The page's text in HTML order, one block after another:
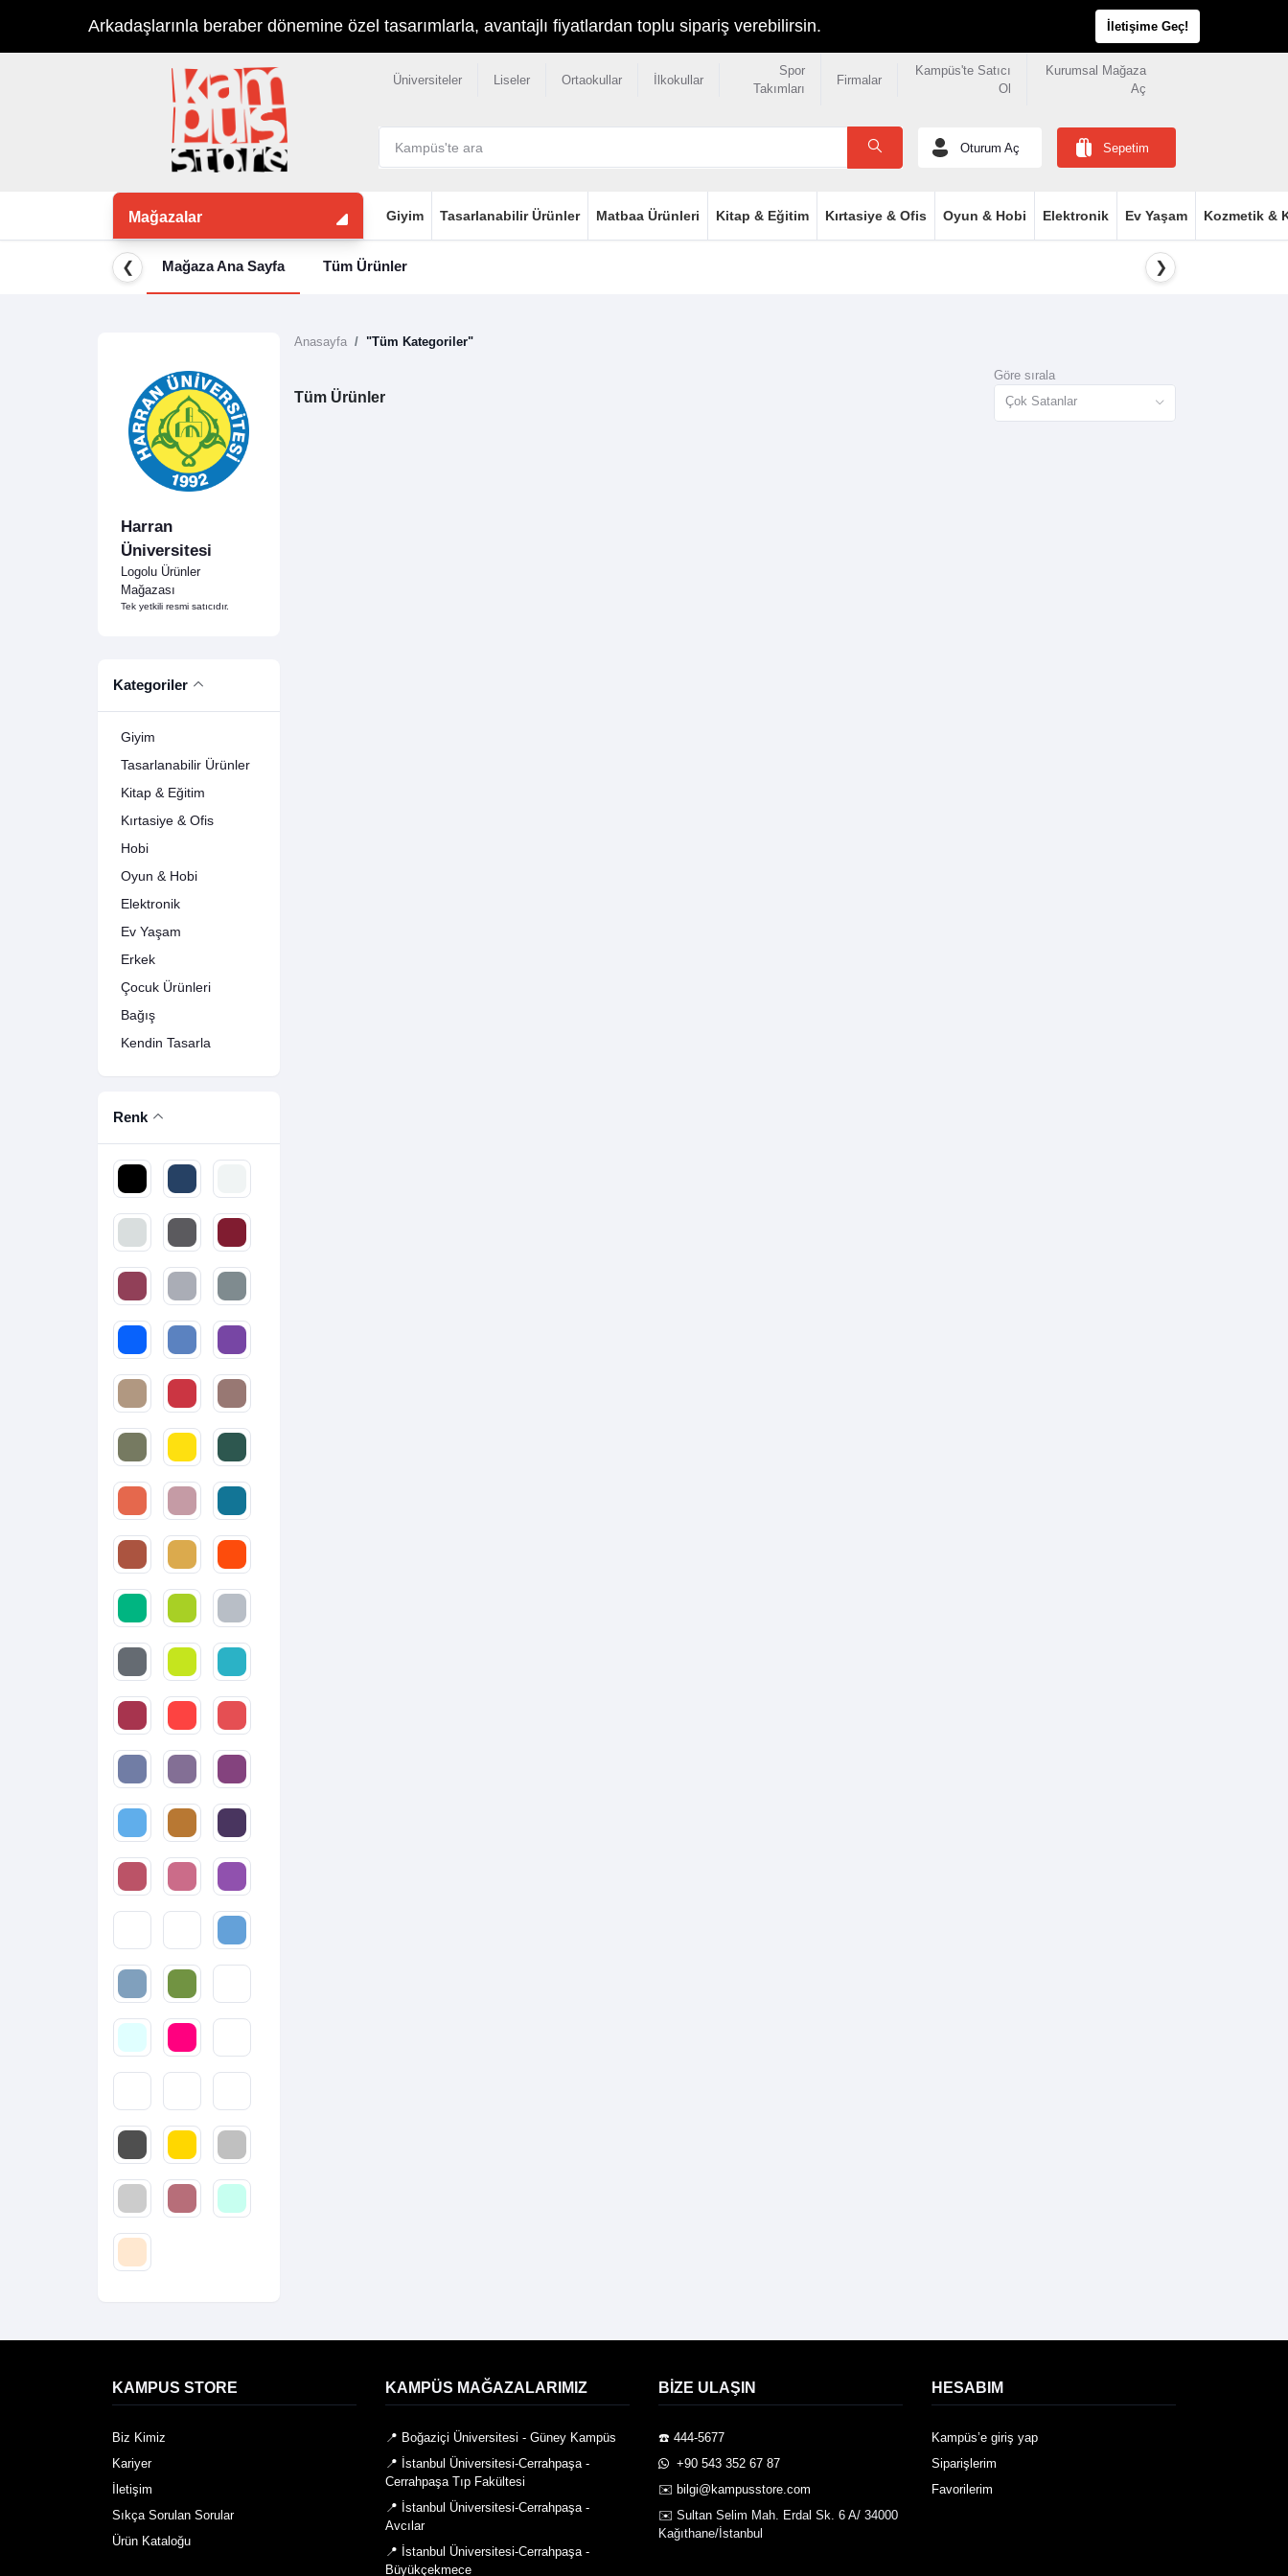
Arkadaşlarınla beraber dönemine özel tasarımlarla, avantajlı fiyatlardan toplu sipariş verebilirsin. İletişime Geç!
Üniversiteler Liseler Ortaokullar İlkokullar
Spor
Takımları
Firmalar
Kampüs'te Satıcı
Ol
Kurumsal Mağaza
Aç
Oturum Aç Sepetim
Mağazalar Giyim Tasarlanabilir Ürünler Matbaa Ürünleri Kitap & Eğitim Kırtasiye & Ofis Oyun & Hobi Elektronik Ev Yaşam Kozmetik &
❮ Mağaza Ana Sayfa Tüm Ürünler ❯
Harran
Üniversitesi
Logolu Ürünler
Mağazası
Tek yetkili resmi satıcıdır.
Kategoriler
Giyim
Tasarlanabilir Ürünler
Kitap & Eğitim
Kırtasiye & Ofis
Hobi
Oyun & Hobi
Elektronik
Ev Yaşam
Erkek
Çocuk Ürünleri
Bağış
Kendin Tasarla
Renk
Anasayfa "Tüm Kategoriler"
Tüm Ürünler
Göre sırala
Çok Satanlar
KAMPUS STORE
Biz Kimiz
Kariyer
İletişim
Sıkça Sorulan Sorular
Ürün Kataloğu
KAMPÜS MAĞAZALARIMIZ
📍 Boğaziçi Üniversitesi - Güney Kampüs
📍 İstanbul Üniversitesi-Cerrahpaşa -
Cerrahpaşa Tıp Fakültesi
📍 İstanbul Üniversitesi-Cerrahpaşa -
Avcılar
📍 İstanbul Üniversitesi-Cerrahpaşa -
Büyükçekmece
BIZE ULAŞIN
☎️ 444-5677
️ +90 543 352 67 87
✉️ bilgi@kampusstore.com
✉️ Sultan Selim Mah. Erdal Sk. 6 A/ 34000
Kağıthane/İstanbul
HESABIM
Kampüs’e giriş yap
Siparişlerim
Favorilerim